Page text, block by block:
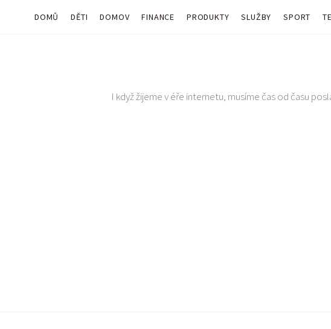
DOMŮ DĚTI DOMOV FINANCE PRODUKTY SLUŽBY SPORT
I když žijeme v éře internetu, musíme čas od času